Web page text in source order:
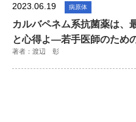
2023.06.19 病原体
カルバペネム系抗菌薬は、
と心得よ―若手医師のため
著者：渡辺 彰